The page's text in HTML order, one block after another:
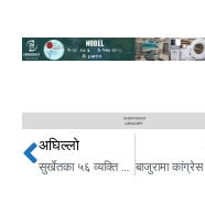
Prev
अघिल्लो